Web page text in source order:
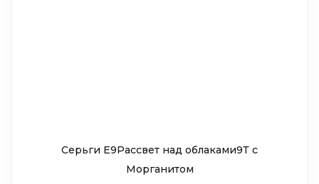
Серьги Е9Рассвет над облаками9Т c
Морганитом